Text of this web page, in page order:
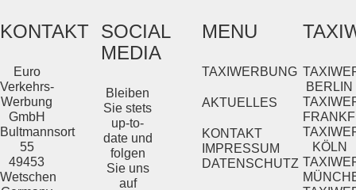
KONTAKT
Euro
Verkehrs-
Werbung
GmbH
Bultmannsort
55
49453
Wetschen
SOCIAL
MEDIA
Bleiben
Sie stets
up-to-
date und
folgen
Sie uns
auf
MENU
TAXIWERBUNG
AKTUELLES
KONTAKT
IMPRESSUM
DATENSCHUTZ
BERLIN
KÖLN